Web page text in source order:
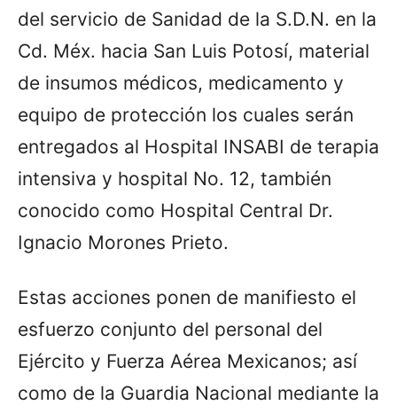
del servicio de Sanidad de la S.D.N. en la
Cd. Méx. hacia San Luis Potosí, material
de insumos médicos, medicamento y
equipo de protección los cuales serán
entregados al Hospital INSABI de terapia
intensiva y hospital No. 12, también
conocido como Hospital Central Dr.
Ignacio Morones Prieto.
Estas acciones ponen de manifiesto el
esfuerzo conjunto del personal del
Ejército y Fuerza Aérea Mexicanos; así
como de la Guardia Nacional mediante la